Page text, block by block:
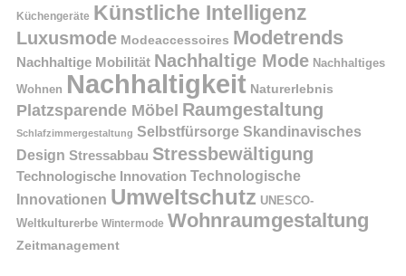
Küchengeräte Künstliche Intelligenz
Luxusmode Modeaccessoires Modetrends
Nachhaltige Mobilität Nachhaltige Mode Nachhaltiges
Wohnen Nachhaltigkeit Naturerlebnis
Platzsparende Möbel Raumgestaltung
Schlafzimmergestaltung Selbstfürsorge Skandinavisches
Design Stressabbau Stressbewältigung
Technologische Innovation Technologische
Innovationen Umweltschutz UNESCO-
Weltkulturerbe Wintermode Wohnraumgestaltung
Zeitmanagement